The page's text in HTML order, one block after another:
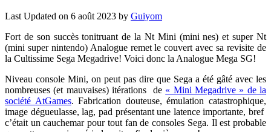
Last Updated on 6 août 2023 by Guiyom
Fort de son succès tonitruant de la Nt Mini (mini nes) et super Nt
(mini super nintendo) Analogue remet le couvert avec sa revisite de
la Cultissime Sega Megadrive! Voici donc la Analogue Mega SG!
Niveau console Mini, on peut pas dire que Sega a été gâté avec les
nombreuses (et mauvaises) itérations de « Mini Megadrive » de la
société AtGames. Fabrication douteuse, émulation catastrophique,
image dégueulasse, lag, pad présentant une latence importante, bref
c’était un cauchemar pour tout fan de consoles Sega. Il est probable